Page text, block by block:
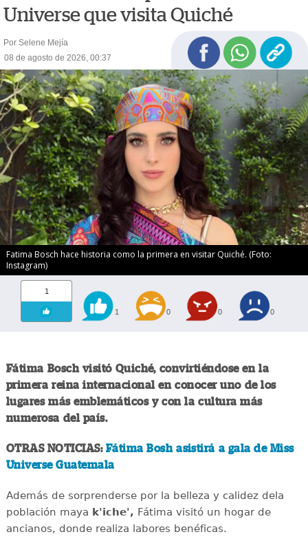
Universe que visita Quiché
Por Selene Mejía
08 de agosto de 2026, 00:37
Fatima Bosch hace historia como la primera en visitar Quiché. (Foto:
Instagram)
1
1 0 0 0
Fátima Bosch visitó Quiché, convirtiéndose en la
primera reina internacional en conocer uno de los
lugares más emblemáticos y con la cultura más
numerosa del país.
OTRAS NOTICIAS: Fátima Bosh asistirá a gala de Miss
Universe Guatemala
Además de sorprenderse por la belleza y calidez dela
población maya k'iche', Fátima visitó un hogar de
ancianos, donde realiza labores benéficas.